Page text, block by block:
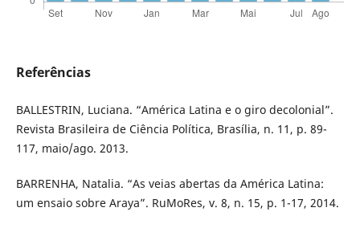
Referências
BALLESTRIN, Luciana. “América Latina e o giro decolonial”.
Revista Brasileira de Ciência Política, Brasília, n. 11, p. 89-
117, maio/ago. 2013.
BARRENHA, Natalia. “As veias abertas da América Latina:
um ensaio sobre Araya”. RuMoRes, v. 8, n. 15, p. 1-17, 2014.